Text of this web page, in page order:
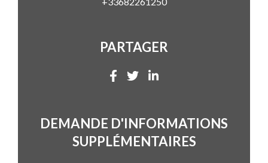
PARTAGER
DEMANDE D'INFORMATIONS
SUPPLÉMENTAIRES